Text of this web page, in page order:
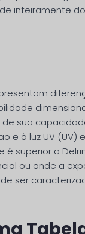
inteiramente
de sua
e à luz UV (UV)
é superior a
ou onde a
ser